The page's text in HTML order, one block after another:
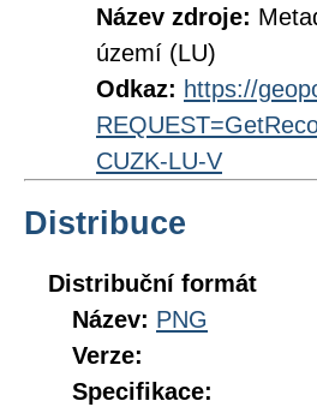
Název zdroje:
území (LU)
Odkaz: https://
CUZK-LU-V
Distribuce
Distribuční formát
Název: PNG
Verze:
Specifikace: